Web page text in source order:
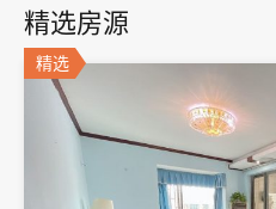
精选房源
精选